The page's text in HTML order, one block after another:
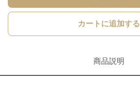
カートに追加する
商品説明